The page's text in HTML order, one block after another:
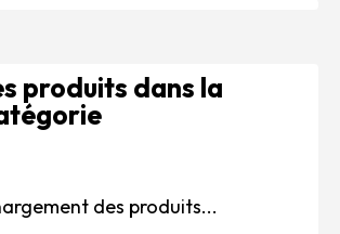
produits dans la
des produits...